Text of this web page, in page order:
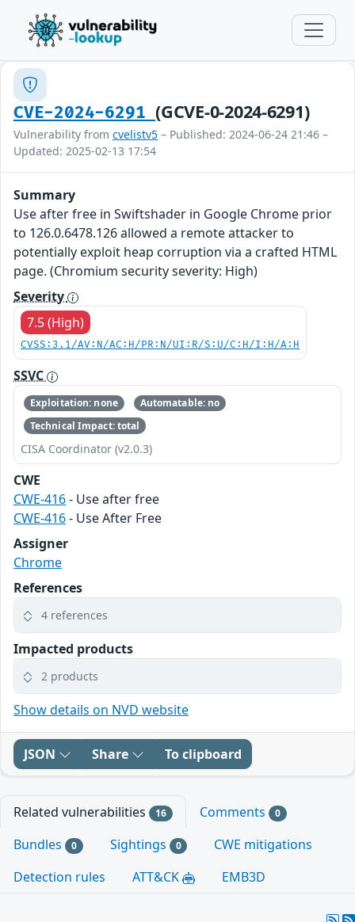
CVE-2024-6291(GCVE-0-2024-6291)
Vulnerability from cvelistv5 – Published: 2024-06-24 21:46 –
Updated: 2025-02-13 17:54
Summary
Use after free in Swiftshader in Google Chrome prior
to 126.0.6478.126 allowed a remote attacker to
potentially exploit heap corruption via a crafted HTML
page. (Chromium security severity: High)
Severity
7.5 (High)
CVSS:3.1/AV:N/AC:H/PR:N/UI:R/S:U/C:H/I:H/A:H
SSVC
Exploitation: none
Automatable: no
Technical Impact: total
CISA Coordinator (v2.0.3)
CWE
CWE-416- Use after free
CWE-416- Use After Free
Assigner
Chrome
References
4 references
Impacted products
2 products
Show details on NVD website
JSON Share To clipboard
Related vulnerabilities 16 Comments 0
Bundles 0 Sightings 0
CWE mitigations
Detection rules
ATT&CK EMB3D